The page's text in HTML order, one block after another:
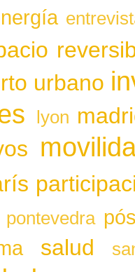
urbano
lyon
pontevedra
salud